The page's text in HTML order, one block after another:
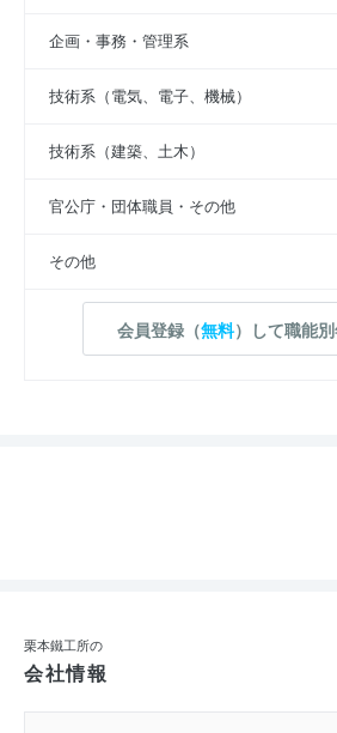
企画・事務・管理系
技術系（電気、電子、機械）
技術系（建築、土木）
官公庁・団体職員・その他
その他
会員登録（無料）して職能
栗本鐵工所の
会社情報